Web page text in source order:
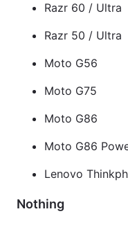
Razr 60 / Ultra
Razr 50 / Ultra
Moto G56
Moto G75
Moto G86
Moto G86
Lenovo
Nothing